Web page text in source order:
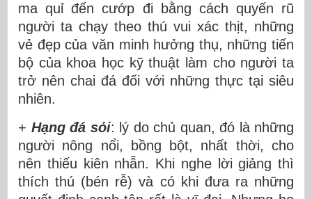
ma quỉ đến cướp đi bằng cách quyến rũ
người ta chạy theo thú vui xác thịt, những
vẻ đẹp của văn minh hưởng thụ, những tiến
bộ của khoa học kỹ thuật làm cho người ta
trở nên chai đá đối với những thực tại siêu
nhiên.
+ Hạng đá sỏi: lý do chủ quan, đó là những
người nông nổi, bồng bột, nhất thời, cho
nên thiếu kiên nhẫn. Khi nghe lời giảng thì
thích thú (bén rễ) và có khi đưa ra những